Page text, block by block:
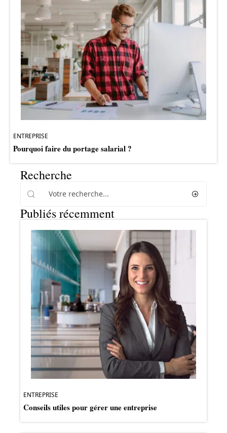
ENTREPRISE
Pourquoi faire du portage salarial ?
Recherche
Publiés récemment
ENTREPRISE
Conseils utiles pour gérer une entreprise